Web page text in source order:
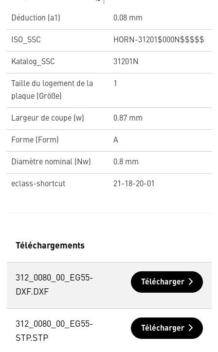
Déduction (a1) 0.08 mm
ISO_SSC HORN-31201$000N$$$$$
Katalog_SSC 31201N
Taille du logement de la
plaque (Größe)
1
Largeur de coupe (w) 0.87 mm
Forme (Form) A
Diamètre nominal (Nw) 0.8 mm
eclass-shortcut 21-18-20-01
Téléchargements
312_0080_00_EG55-
DXF.DXF
Télécharger
312_0080_00_EG55-
STP.STP
Télécharger